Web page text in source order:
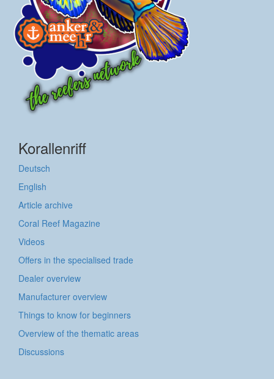
Korallenriff
Deutsch
English
Article archive
Coral Reef Magazine
Videos
Offers in the specialised trade
Dealer overview
Manufacturer overview
Things to know for beginners
Overview of the thematic areas
Discussions